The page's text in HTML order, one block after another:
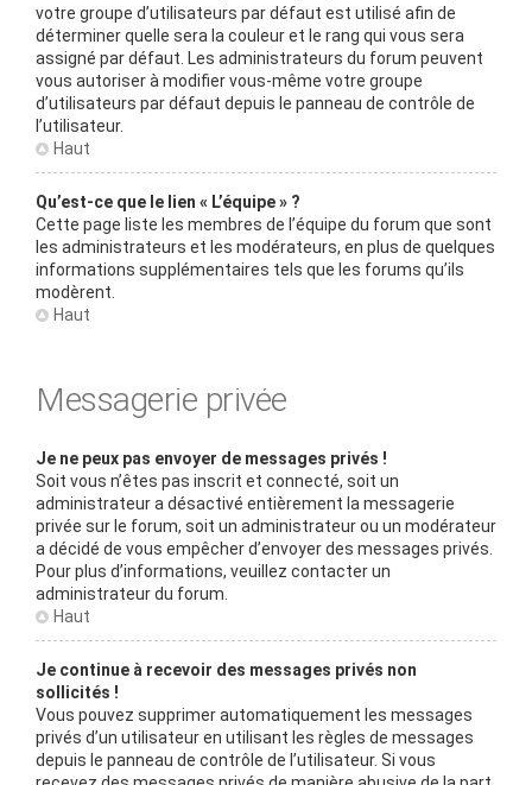
votre groupe d’utilisateurs par défaut est utilisé afin de
déterminer quelle sera la couleur et le rang qui vous sera
assigné par défaut. Les administrateurs du forum peuvent
vous autoriser à modifier vous-même votre groupe
d’utilisateurs par défaut depuis le panneau de contrôle de
l’utilisateur.
Haut
Qu’est-ce que le lien « L’équipe » ?
Cette page liste les membres de l’équipe du forum que sont
les administrateurs et les modérateurs, en plus de quelques
informations supplémentaires tels que les forums qu’ils
modèrent.
Haut
Messagerie privée
Je ne peux pas envoyer de messages privés !
Soit vous n’êtes pas inscrit et connecté, soit un
administrateur a désactivé entièrement la messagerie
privée sur le forum, soit un administrateur ou un modérateur
a décidé de vous empêcher d’envoyer des messages privés.
Pour plus d’informations, veuillez contacter un
administrateur du forum.
Haut
Je continue à recevoir des messages privés non
sollicités !
Vous pouvez supprimer automatiquement les messages
privés d’un utilisateur en utilisant les règles de messages
depuis le panneau de contrôle de l’utilisateur. Si vous